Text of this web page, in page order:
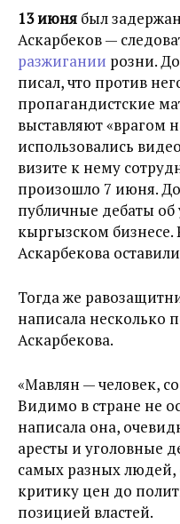
13 июня был
Аскарбеков —
разжигании розни.
писал, что против
пропагандистские
выставляют «врагом
использовались
визите к нему
произошло 7 июня.
публичные дебаты об
кыргызском
Аскарбекова
Тогда же
написала несколько
Аскарбекова.
«Мавлян — человек,
Видимо в стране не
написала она,
аресты и уголовные
самых разных людей,
критику цен до
позицией властей.